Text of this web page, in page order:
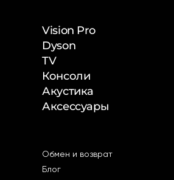
Vision Pro
Dyson
TV
Консоли
Акустика
Аксессуары
Обмен и возврат
Блог